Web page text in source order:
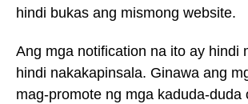
hindi bukas ang mismong website.
Ang mga notification na ito ay hindi
hindi nakakapinsala. Ginawa ang
mag-promote ng mga kaduda-duda